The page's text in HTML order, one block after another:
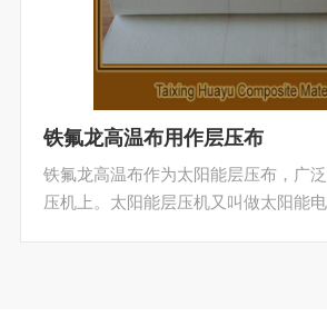
铁氟龙高温布用作层压布
铁氟龙高温布作为太阳能层压布，广
压机上。太阳能层压机又叫做太阳能